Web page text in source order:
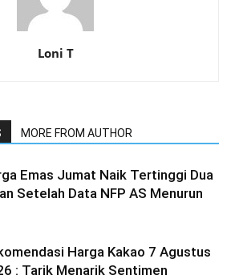
Loni T
MORE FROM AUTHOR
Emas Jumat Naik Tertinggi Dua
Setelah Data NFP AS Menurun
Harga Kakao 7 Agustus
: Tarik Menarik Sentimen